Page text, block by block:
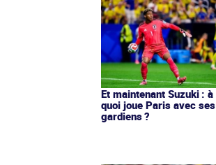
Et maintenant Suzuki : à
quoi joue Paris avec ses
gardiens ?